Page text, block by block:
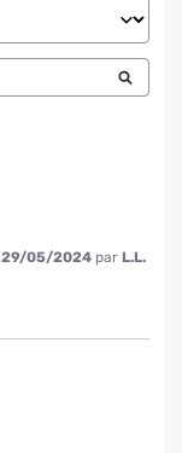
29/05/2024 par L.L.